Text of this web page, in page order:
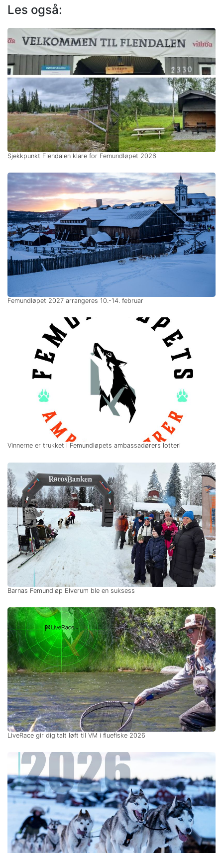
Les også:
Sjekkpunkt Flendalen klare for Femundløpet 2026
Femundløpet 2027 arrangeres 10.-14. februar
Vinnerne er trukket i Femundløpets ambassadørers lotteri
Barnas Femundløp Elverum ble en suksess
LiveRace gir digitalt løft til VM i fluefiske 2026